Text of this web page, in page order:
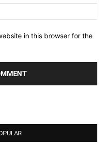
in this browser for the